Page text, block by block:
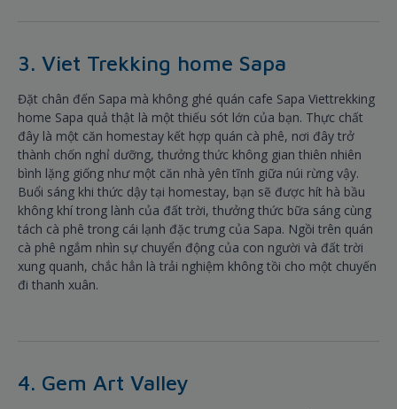
3. Viet Trekking home Sapa
Đặt chân đến Sapa mà không ghé quán cafe Sapa Viettrekking
home Sapa quả thật là một thiếu sót lớn của bạn. Thực chất
đây là một căn homestay kết hợp quán cà phê, nơi đây trở
thành chốn nghỉ dưỡng, thưởng thức không gian thiên nhiên
bình lặng giống như một căn nhà yên tĩnh giữa núi rừng vậy.
Buổi sáng khi thức dậy tại homestay, bạn sẽ được hít hà bầu
không khí trong lành của đất trời, thưởng thức bữa sáng cùng
tách cà phê trong cái lạnh đặc trưng của Sapa. Ngồi trên quán
cà phê ngắm nhìn sự chuyển động của con người và đất trời
xung quanh, chắc hẳn là trải nghiệm không tồi cho một chuyến
đi thanh xuân.
4. Gem Art Valley